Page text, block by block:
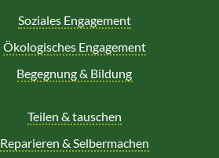
Soziales Engagement
Ökologisches Engagement
Begegnung & Bildung
Teilen & tauschen
Reparieren & Selbermachen